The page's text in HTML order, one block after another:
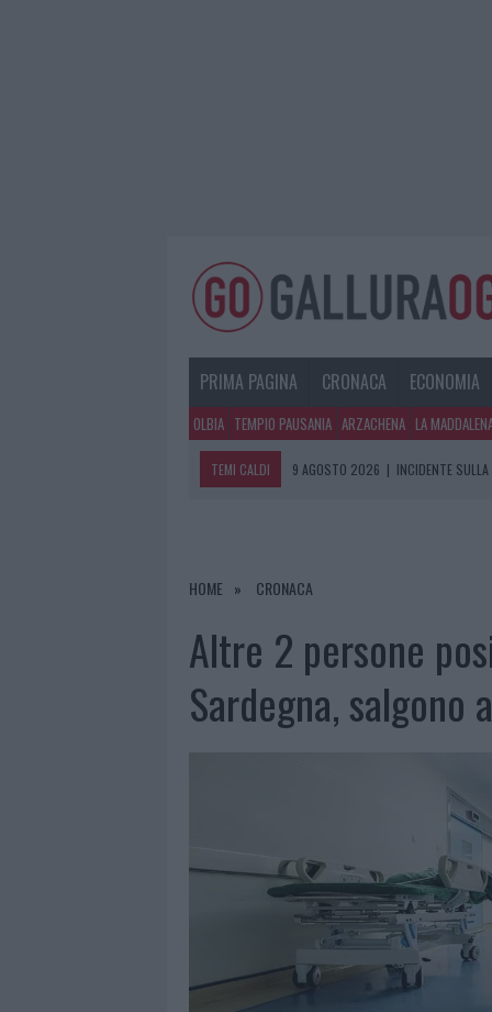
PRIMA PAGINA CRONACA ECONOMIA
OLBIA TEMPIO PAUSANIA ARZACHENA LA
TEMI CALDI 9 AGOSTO 2026 | INCIDENTE
9 AGOSTO 2026
|
HOME CRONACA
Altre 2 persone
Sardegna, salgono